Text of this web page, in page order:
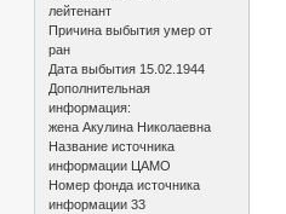
лейтенант
Причина выбытия умер от
ран
Дата выбытия 15.02.1944
Дополнительная
информация:
жена Акулина Николаевна
Название источника
информации ЦАМО
Номер фонда источника
информации 33